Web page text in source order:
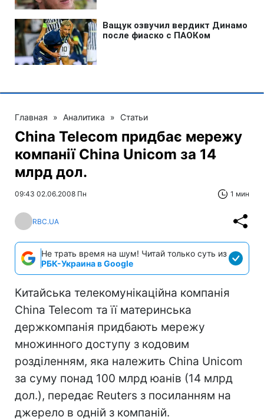
Главная » Аналитика » Статьи
China Telecom придбає мережу
компанії China Unicom за 14
млрд дол.
09:43 02.06.2008 Пн 1 мин
RBC.UA
Не трать время на шум! Читай только суть из
РБК-Украина в Google
Китайська телекомунікаційна компанія
China Telecom та її материнська
держкомпанія придбають мережу
множинного доступу з кодовим
розділенням, яка належить China Unicom
за суму понад 100 млрд юанів (14 млрд
дол.), передає Reuters з посиланням на
джерело в одній з компаній.